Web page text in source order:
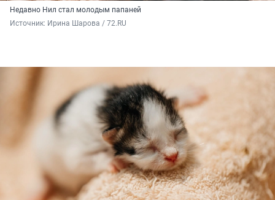
Недавно Нил стал молодым папаней
Источник: Ирина Шарова / 72.RU